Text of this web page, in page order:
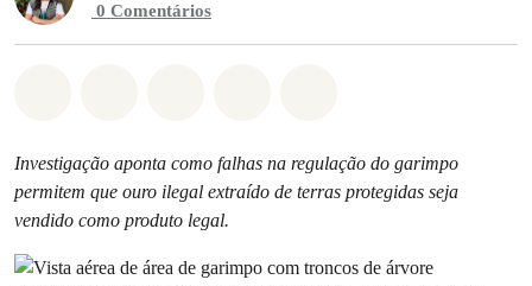
0 Comentários
Investigação aponta como falhas na regulação do garimpo
permitem que ouro ilegal extraído de terras protegidas seja
vendido como produto legal.